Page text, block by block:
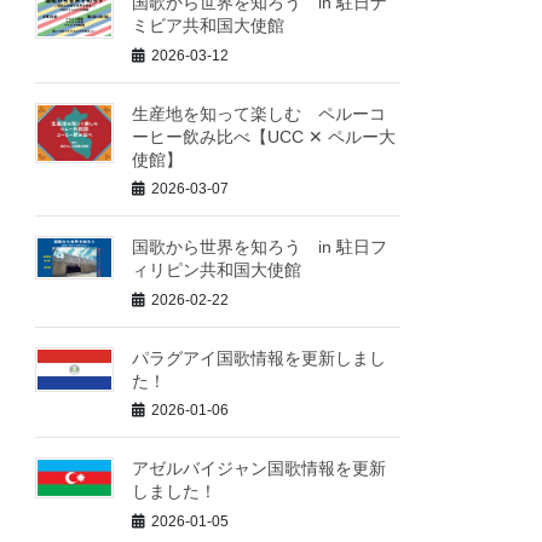
ミビア共和国大使館
2026-03-12
生産地を知って楽しむ ペルーコ
ーヒー飲み比べ【UCC ✕ ペルー大
使館】
2026-03-07
国歌から世界を知ろう in 駐日フ
ィリピン共和国大使館
2026-02-22
パラグアイ国歌情報を更新しまし
た！
2026-01-06
アゼルバイジャン国歌情報を更新
しました！
2026-01-05